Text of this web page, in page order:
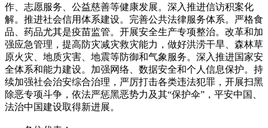
作、志愿服务、公益慈善等健康发展。深入推进信访积案化
解。推进社会信用体系建设。完善公共法律服务体系。严格食
品、药品尤其是疫苗监管。开展安全生产专项整治。改革和加
强应急管理，提高防灾减灾救灾能力，做好洪涝干旱、森林草
原火灾、地质灾害、地震等防御和气象服务。深入推进国家安
全体系和能力建设。加强网络、数据安全和个人信息保护。持
续加强社会治安综合治理，严厉打击各类违法犯罪，开展扫黑
除恶专项斗争，依法严惩黑恶势力及其“保护伞”，平安中国、
法治中国建设取得新进展。